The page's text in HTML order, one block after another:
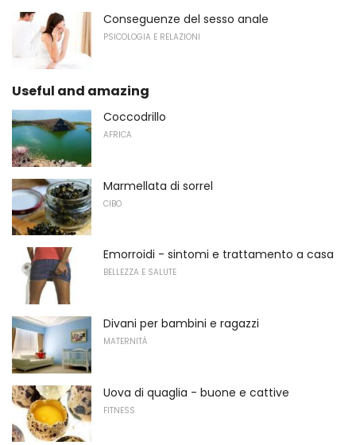
Conseguenze del sesso anale
PSICOLOGIA E RELAZIONI
Useful and amazing
Coccodrillo
AFRICA
Marmellata di sorrel
CIBO
Emorroidi - sintomi e trattamento a casa
BELLEZZA E SALUTE
Divani per bambini e ragazzi
MATERNITÀ
Uova di quaglia - buone e cattive
FITNESS